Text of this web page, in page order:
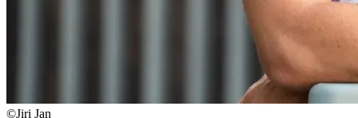
©Jiri Jan